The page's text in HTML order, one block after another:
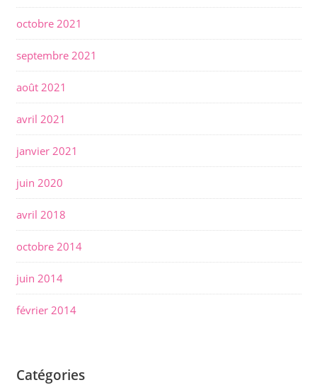
e
octobre 2021
septembre 2021
août 2021
avril 2021
janvier 2021
juin 2020
avril 2018
octobre 2014
juin 2014
février 2014
Catégories